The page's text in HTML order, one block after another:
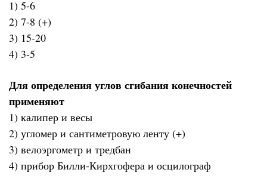
1) 5-6
2) 7-8 (+)
3) 15-20
4) 3-5
Для определения углов сгибания конечностей
применяют
1) калипер и весы
2) угломер и сантиметровую ленту (+)
3) велоэргометр и тредбан
4) прибор Билли-Кирхгофера и осцилограф